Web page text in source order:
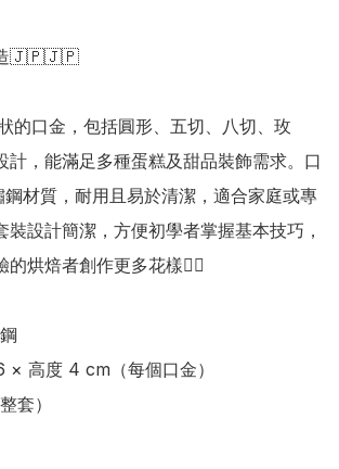
🇯🇵🇯🇵
的口金，包括圓形、五切、八切、玫
計，能滿足多種蛋糕及甜品裝飾需求。口
材質，耐用且易於清潔，適合家庭或專
裝設計簡潔，方便初學者掌握基本技巧，
烘焙者創作更多花樣👍🏻
× 高度 4 cm（每個口金）
套）